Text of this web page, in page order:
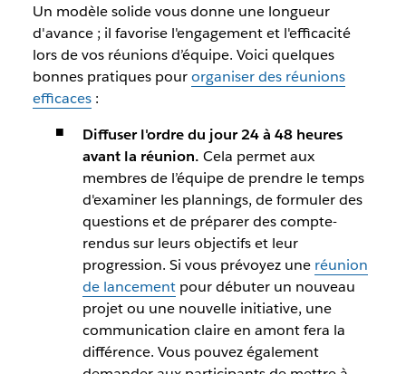
Un modèle solide vous donne une longueur
d'avance ; il favorise l'engagement et l'efficacité
lors de vos réunions d’équipe. Voici quelques
bonnes pratiques pourorganiser des réunions
efficaces:
Diffuser l'ordre du jour 24 à 48 heures
avant la réunion. Cela permet aux
membres de l’équipe de prendre le temps
d'examiner les plannings, de formuler des
questions et de préparer des compte-
rendus sur leurs objectifs et leur
progression. Si vous prévoyez une réunion
de lancementpour débuter un nouveau
projet ou une nouvelle initiative, une
communication claire en amont fera la
différence. Vous pouvez également